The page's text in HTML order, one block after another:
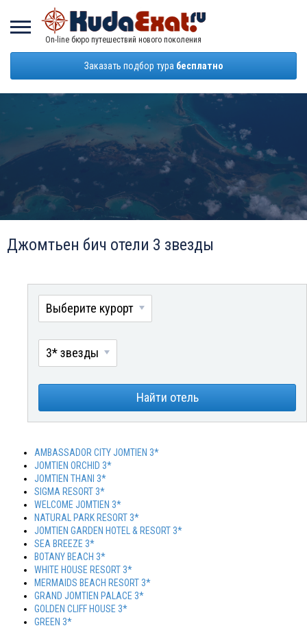
On-line бюро путешествий нового поколения
Заказать подбор тура бесплатно
Джомтьен бич отели 3 звезды
Выберите курорт
3* звезды
Найти отель
AMBASSADOR CITY JOMTIEN 3*
JOMTIEN ORCHID 3*
JOMTIEN THANI 3*
SIGMA RESORT 3*
WELCOME JOMTIEN 3*
NATURAL PARK RESORT 3*
JOMTIEN GARDEN HOTEL & RESORT 3*
SEA BREEZE 3*
BOTANY BEACH 3*
WHITE HOUSE RESORT 3*
MERMAIDS BEACH RESORT 3*
GRAND JOMTIEN PALACE 3*
GOLDEN CLIFF HOUSE 3*
GREEN 3*